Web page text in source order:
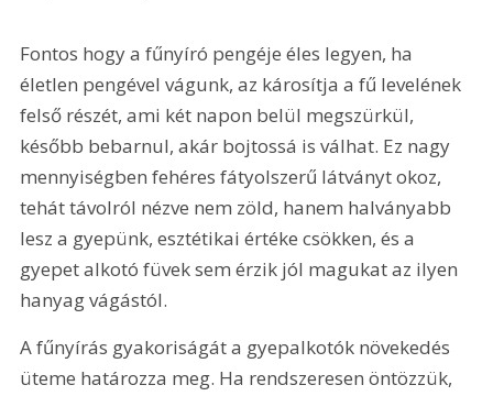
Fontos hogy a fűnyíró pengéje éles legyen, ha
életlen pengével vágunk, az károsítja a fű levelének
felső részét, ami két napon belül megszürkül,
később bebarnul, akár bojtossá is válhat. Ez nagy
mennyiségben fehéres fátyolszerű látványt okoz,
tehát távolról nézve nem zöld, hanem halványabb
lesz a gyepünk, esztétikai értéke csökken, és a
gyepet alkotó füvek sem érzik jól magukat az ilyen
hanyag vágástól.
A fűnyírás gyakoriságát a gyepalkotók növekedés
üteme határozza meg. Ha rendszeresen öntözzük,